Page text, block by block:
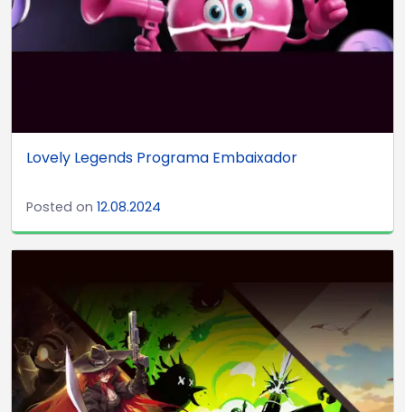
Lovely Legends Programa Embaixador
Posted on 12.08.2024